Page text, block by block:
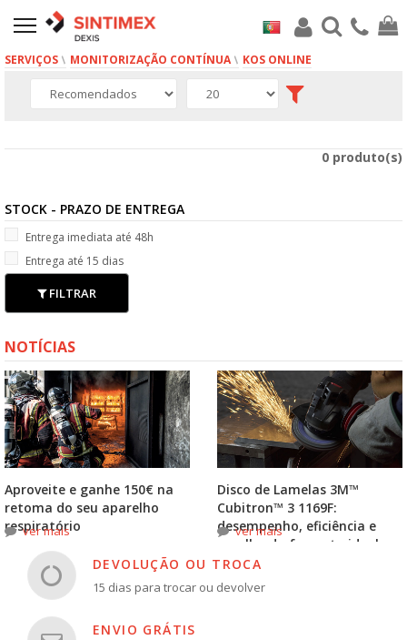
SERVIÇOS MONITORIZAÇÃO CONTÍNUA KOS ONLINE
0 produto(s)
STOCK - PRAZO DE ENTREGA
Entrega imediata até 48h
Entrega até 15 dias
FILTRAR
NOTÍCIAS
Aproveite e ganhe 150€ na
retoma do seu aparelho
respiratório
ver mais
Disco de Lamelas 3M™
Cubitron™ 3 1169F:
desempenho, eficiência e
escolha do formato ideal
ver mais
DEVOLUÇÃO OU TROCA
15 dias para trocar ou devolver
ENVIO GRÁTIS